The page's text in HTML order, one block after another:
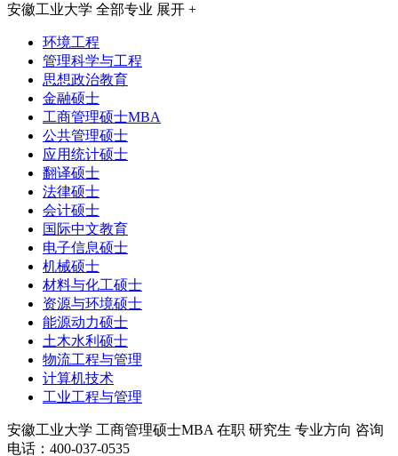
安徽工业大学 全部专业 展开 +
环境工程
管理科学与工程
思想政治教育
金融硕士
工商管理硕士MBA
公共管理硕士
应用统计硕士
翻译硕士
法律硕士
会计硕士
国际中文教育
电子信息硕士
机械硕士
材料与化工硕士
资源与环境硕士
能源动力硕士
土木水利硕士
物流工程与管理
计算机技术
工业工程与管理
安徽工业大学 工商管理硕士MBA 在职 研究生 专业方向 咨询
电话：400-037-0535